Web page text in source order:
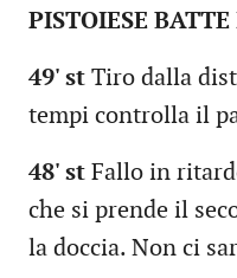
PISTOIESE
49' st Tiro dalla
tempi controlla il
48' st Fallo in
che si prende il
la doccia. Non ci